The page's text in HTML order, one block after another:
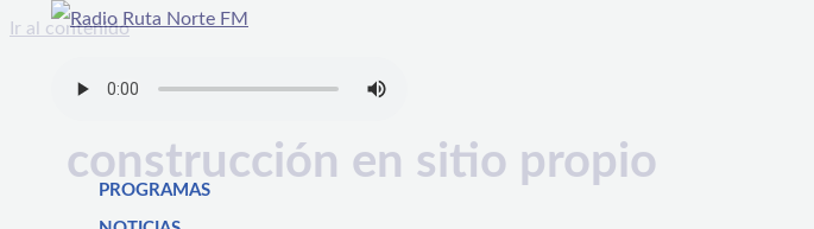
Ir al contenido
PROGRAMAS
construcción en sitio propio